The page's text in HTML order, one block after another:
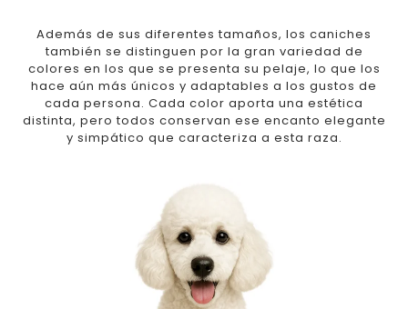
Además de sus diferentes tamaños, los caniches
también se distinguen por la gran variedad de
colores en los que se presenta su pelaje, lo que los
hace aún más únicos y adaptables a los gustos de
cada persona. Cada color aporta una estética
distinta, pero todos conservan ese encanto elegante
y simpático que caracteriza a esta raza.